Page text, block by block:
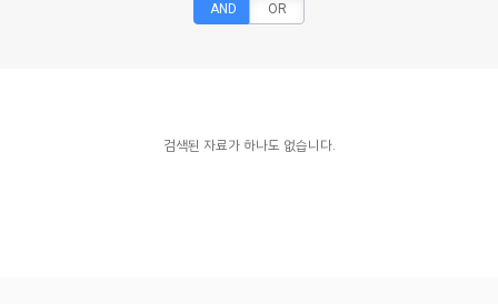
AND OR
검색된 자료가 하나도 없습니다.